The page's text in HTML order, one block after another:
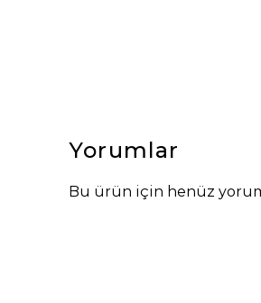
Yorumlar
Bu ürün için henüz yorum